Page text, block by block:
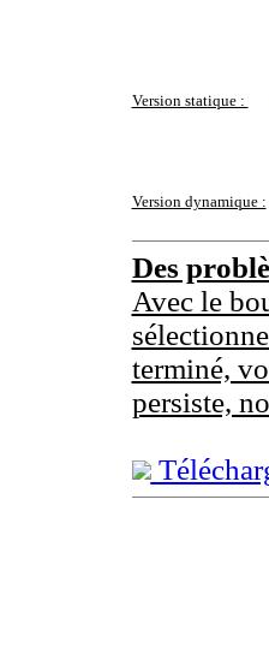
Version statique :
Version dynamique :
Des
Avec le
terminé,
persiste,